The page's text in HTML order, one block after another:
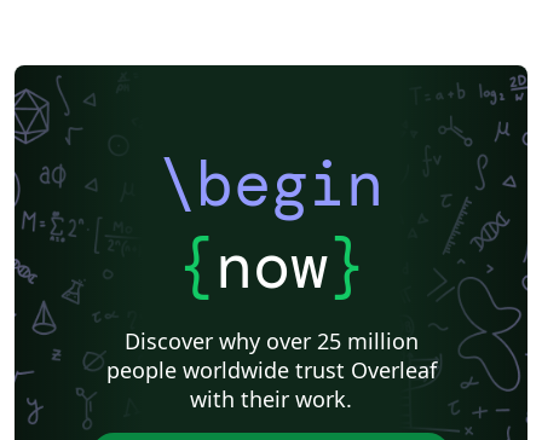
\begin
{now}
Discover why over 25 million
people worldwide trust Overleaf
with their work.